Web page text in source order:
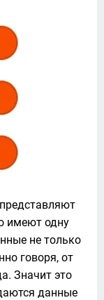
имеют одну
не только
говоря, от
Значит это
данные